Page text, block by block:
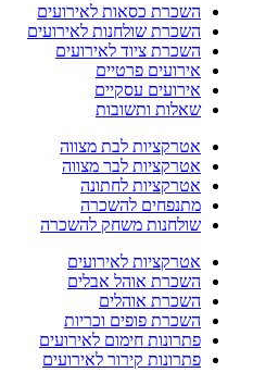
השכרת כסאות לאירועים
השכרת שולחנות לאירועים
השכרת ציוד לאירועים
אירועים פרטיים
אירועים עסקיים
שאלות ותשובות
אטרקציות לבת מצווה
אטרקציות לבר מצווה
אטרקציות לחתונה
מתנפחים להשכרה
שולחנות משחק להשכרה
אטרקציות לאירועים
השכרת אוהל אבלים
השכרת אוהלים
השכרת פופים וכריות
פתרונות חימום לאירועים
פתרונות קירור לאירועים